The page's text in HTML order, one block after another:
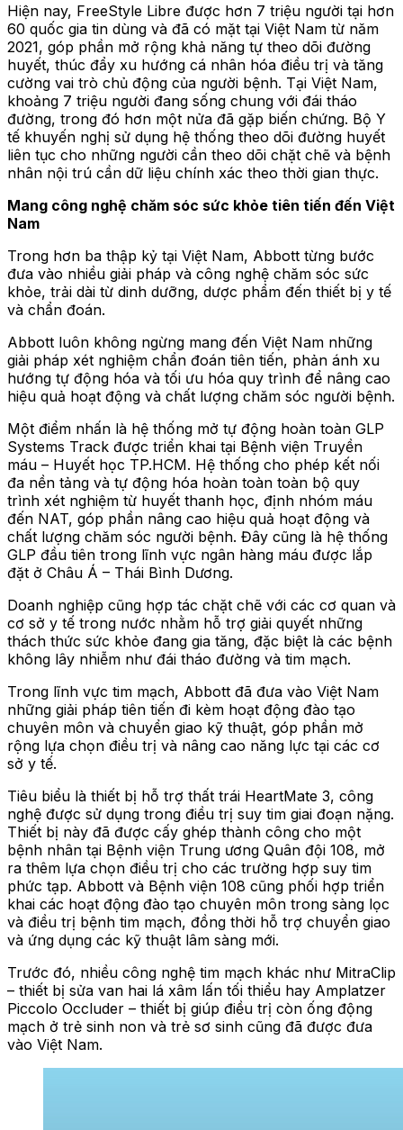
Hiện nay, FreeStyle Libre được hơn 7 triệu người tại hơn
60 quốc gia tin dùng và đã có mặt tại Việt Nam từ năm
2021, góp phần mở rộng khả năng tự theo dõi đường
huyết, thúc đẩy xu hướng cá nhân hóa điều trị và tăng
cường vai trò chủ động của người bệnh. Tại Việt Nam,
khoảng 7 triệu người đang sống chung với đái tháo
đường, trong đó hơn một nửa đã gặp biến chứng. Bộ Y
tế khuyến nghị sử dụng hệ thống theo dõi đường huyết
liên tục cho những người cần theo dõi chặt chẽ và bệnh
nhân nội trú cần dữ liệu chính xác theo thời gian thực.
Mang công nghệ chăm sóc sức khỏe tiên tiến đến Việt
Nam
Trong hơn ba thập kỷ tại Việt Nam, Abbott từng bước
đưa vào nhiều giải pháp và công nghệ chăm sóc sức
khỏe, trải dài từ dinh dưỡng, dược phẩm đến thiết bị y tế
và chẩn đoán.
Abbott luôn không ngừng mang đến Việt Nam những
giải pháp xét nghiệm chẩn đoán tiên tiến, phản ánh xu
hướng tự động hóa và tối ưu hóa quy trình để nâng cao
hiệu quả hoạt động và chất lượng chăm sóc người bệnh.
Một điểm nhấn là hệ thống mở tự động hoàn toàn GLP
Systems Track được triển khai tại Bệnh viện Truyền
máu – Huyết học TP.HCM. Hệ thống cho phép kết nối
đa nền tảng và tự động hóa hoàn toàn toàn bộ quy
trình xét nghiệm từ huyết thanh học, định nhóm máu
đến NAT, góp phần nâng cao hiệu quả hoạt động và
chất lượng chăm sóc người bệnh. Đây cũng là hệ thống
GLP đầu tiên trong lĩnh vực ngân hàng máu được lắp
đặt ở Châu Á – Thái Bình Dương.
Doanh nghiệp cũng hợp tác chặt chẽ với các cơ quan và
cơ sở y tế trong nước nhằm hỗ trợ giải quyết những
thách thức sức khỏe đang gia tăng, đặc biệt là các bệnh
không lây nhiễm như đái tháo đường và tim mạch.
Trong lĩnh vực tim mạch, Abbott đã đưa vào Việt Nam
những giải pháp tiên tiến đi kèm hoạt động đào tạo
chuyên môn và chuyển giao kỹ thuật, góp phần mở
rộng lựa chọn điều trị và nâng cao năng lực tại các cơ
sở y tế.
Tiêu biểu là thiết bị hỗ trợ thất trái HeartMate 3, công
nghệ được sử dụng trong điều trị suy tim giai đoạn nặng.
Thiết bị này đã được cấy ghép thành công cho một
bệnh nhân tại Bệnh viện Trung ương Quân đội 108, mở
ra thêm lựa chọn điều trị cho các trường hợp suy tim
phức tạp. Abbott và Bệnh viện 108 cũng phối hợp triển
khai các hoạt động đào tạo chuyên môn trong sàng lọc
và điều trị bệnh tim mạch, đồng thời hỗ trợ chuyển giao
và ứng dụng các kỹ thuật lâm sàng mới.
Trước đó, nhiều công nghệ tim mạch khác như MitraClip
– thiết bị sửa van hai lá xâm lấn tối thiểu hay Amplatzer
Piccolo Occluder – thiết bị giúp điều trị còn ống động
mạch ở trẻ sinh non và trẻ sơ sinh cũng đã được đưa
vào Việt Nam.